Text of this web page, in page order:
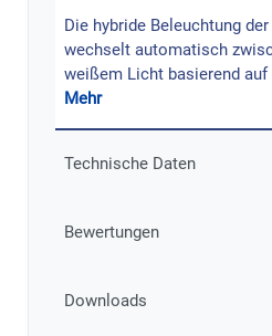
Die hybride Beleuchtung
wechselt automatisch
weißem Licht basierend
Mehr
Technische Daten
Bewertungen
Downloads